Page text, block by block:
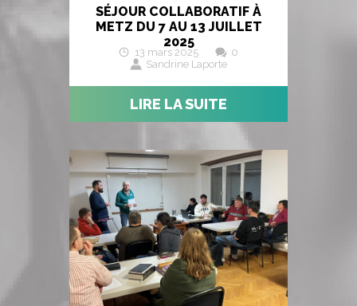
SÉJOUR COLLABORATIF À
METZ DU 7 AU 13 JUILLET
2025
13 mars 2025
0
Sandrine Laporte
LIRE LA SUITE